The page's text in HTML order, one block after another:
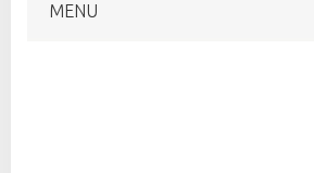
MENU